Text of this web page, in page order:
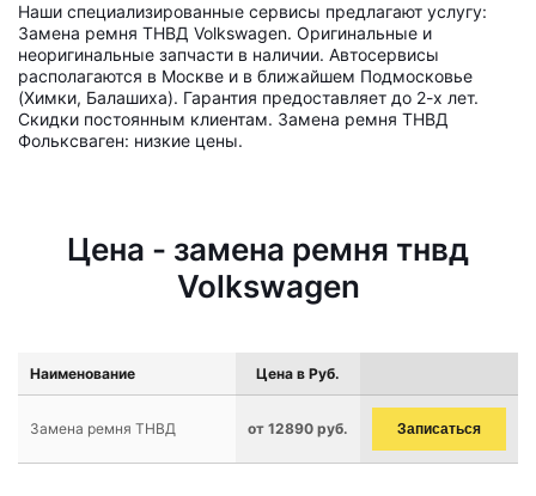
Наши специализированные сервисы предлагают услугу:
Замена ремня ТНВД Volkswagen. Оригинальные и
неоригинальные запчасти в наличии. Автосервисы
располагаются в Москве и в ближайшем Подмосковье
(Химки, Балашиха). Гарантия предоставляет до 2-х лет.
Скидки постоянным клиентам. Замена ремня ТНВД
Фольксваген: низкие цены.
Цена - замена ремня тнвд
Volkswagen
Наименование Цена в Руб.
Замена ремня ТНВД от 12890 руб. Записаться